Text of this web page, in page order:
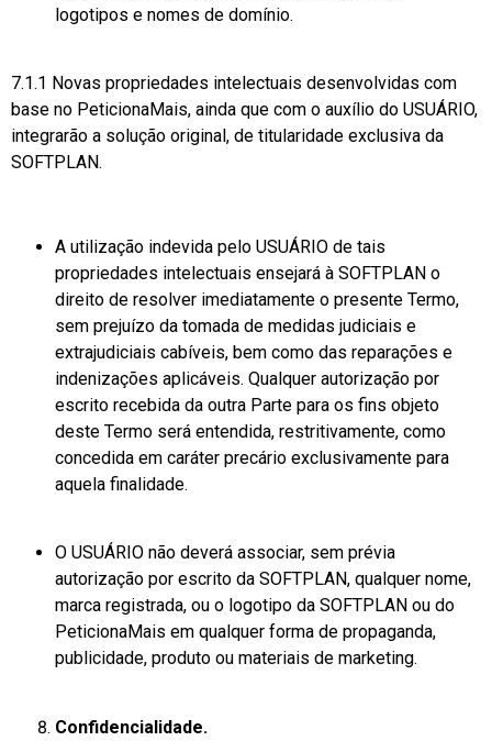
logotipos e nomes de domínio.
7.1.1 Novas propriedades intelectuais desenvolvidas com
base no PeticionaMais, ainda que com o auxílio do USUÁRIO,
integrarão a solução original, de titularidade exclusiva da
SOFTPLAN.
A utilização indevida pelo USUÁRIO de tais
propriedades intelectuais ensejará à SOFTPLAN o
direito de resolver imediatamente o presente Termo,
sem prejuízo da tomada de medidas judiciais e
extrajudiciais cabíveis, bem como das reparações e
indenizações aplicáveis. Qualquer autorização por
escrito recebida da outra Parte para os fins objeto
deste Termo será entendida, restritivamente, como
concedida em caráter precário exclusivamente para
aquela finalidade.
O USUÁRIO não deverá associar, sem prévia
autorização por escrito da SOFTPLAN, qualquer nome,
marca registrada, ou o logotipo da SOFTPLAN ou do
PeticionaMais em qualquer forma de propaganda,
publicidade, produto ou materiais de marketing.
Confidencialidade.